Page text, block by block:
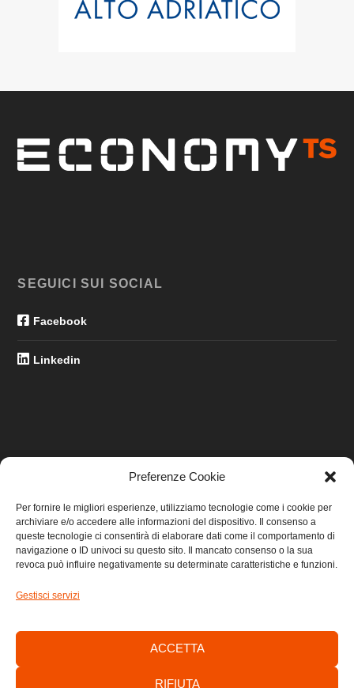
Preferenze Cookie
Per fornire le migliori esperienze, utilizziamo tecnologie come i cookie per
archiviare e/o accedere alle informazioni del dispositivo. Il consenso a
queste tecnologie ci consentirà di elaborare dati come il comportamento di
navigazione o ID univoci su questo sito. Il mancato consenso o la sua
revoca può influire negativamente su determinate caratteristiche e funzioni.
Gestisci servizi
ACCETTA
RIFIUTA
SEGUICI SUI SOCIAL
Facebook
Linkedin
Home
Privacy